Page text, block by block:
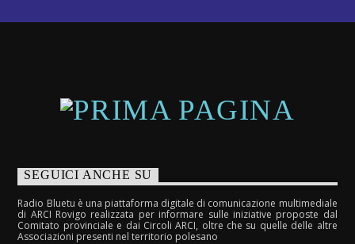
trasmessa dalla radio, e si […]
SEGUICI ANCHE SU
Radio Bluetu è una piattaforma digitale di comunicazione multimediale
di ARCI Rovigo realizzata per informare sulle iniziative proposte dal
Comitato provinciale e dai Circoli ARCI, oltre che su quelle delle altre
Associazioni presenti nel territorio polesano